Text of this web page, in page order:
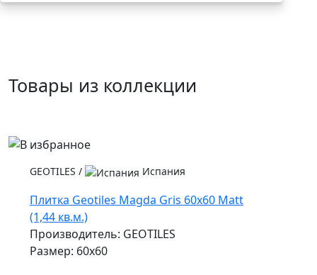
Товары из коллекции
GEOTILES / Испания
Плитка Geotiles Magda Gris 60x60 Matt
(1,44 кв.м.)
Производитель: GEOTILES
Размер: 60x60